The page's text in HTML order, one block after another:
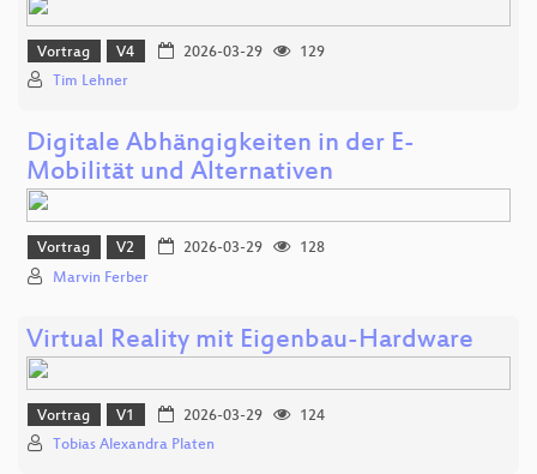
Vortrag V4 2026-03-29
129
Tim Lehner
Digitale Abhängigkeiten in der E-
Mobilität und Alternativen
Vortrag V2 2026-03-29
128
Marvin Ferber
Virtual Reality mit Eigenbau-Hardware
Vortrag V1 2026-03-29
124
Tobias Alexandra Platen